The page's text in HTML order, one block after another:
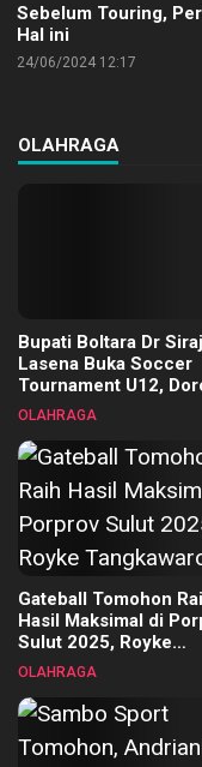
Sebelum Touring,
Hal ini
24/06/2024 12:17
OLAHRAGA
Bupati Boltara Dr
Lasena Buka Soccer
Tournament U12,
Pembinaan Merata di
OLAHRAGA
Gateball Tomohon
Hasil Maksimal di
Sulut 2025, Royke
Tangkawarouw
OLAHRAGA